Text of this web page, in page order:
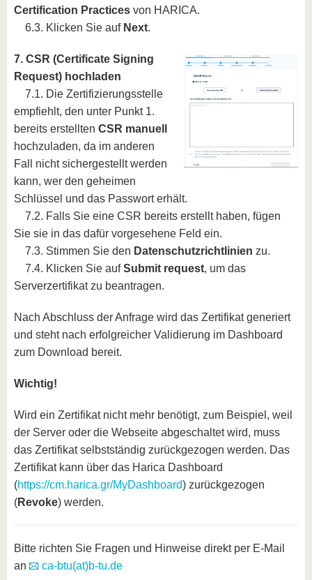
Certification Practices von HARICA.
6.3. Klicken Sie auf Next.
7. CSR (Certificate Signing
Request) hochladen
7.1. Die Zertifizierungsstelle
empfiehlt, den unter Punkt 1.
bereits erstellten CSR manuell
hochzuladen, da im anderen
Fall nicht sichergestellt werden
kann, wer den geheimen
Schlüssel und das Passwort erhält.
7.2. Falls Sie eine CSR bereits erstellt haben, fügen
Sie sie in das dafür vorgesehene Feld ein.
7.3. Stimmen Sie den Datenschutzrichtlinien zu.
7.4. Klicken Sie aufSubmit request, um das
Serverzertifikat zu beantragen.
Nach Abschluss der Anfrage wird das Zertifikat generiert
und steht nach erfolgreicher Validierung im Dashboard
zum Download bereit.
Wichtig!
Wird ein Zertifikat nicht mehr benötigt, zum Beispiel, weil
der Server oder die Webseite abgeschaltet wird, muss
das Zertifikat selbstständig zurückgezogen werden. Das
Zertifikat kann über das Harica Dashboard
(https://cm.harica.gr/MyDashboard) zurückgezogen
(Revoke) werden.
Bitte richten Sie Fragen und Hinweise direkt per E-Mail
an
ca-btu(at)b-tu.de